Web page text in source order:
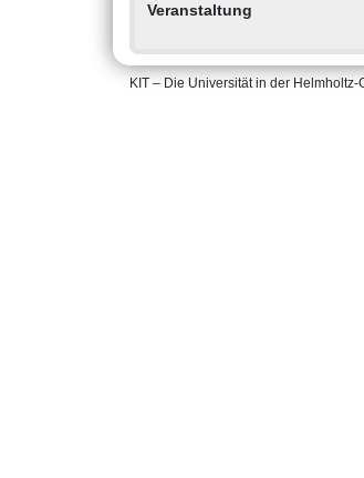
Veranstaltung
KIT – Die Universität in der Helmholtz-